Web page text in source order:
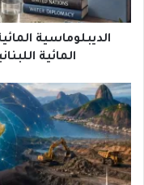
وتعزيز
السلامالديبلوماسية
المائية
أبوظبي
تتجه
غربًا:
كيف
تبني
الإمارات